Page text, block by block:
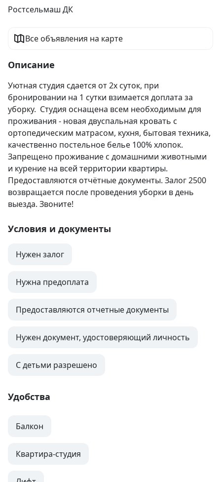
Ростсельмаш ДК
Все объявления на карте
Описание
Уютная студия сдается от 2х суток, при
бронировании на 1 сутки взимается доплата за
уборку.  Студия оснащена всем необходимым для
проживания - новая двуспальная кровать с
ортопедическим матрасом, кухня, бытовая техника,
качественно постельное белье 100% хлопок.
Запрещено проживание с домашними животными
и курение на всей территории квартиры.
Предоставляются отчётные документы. Залог 2500
возвращается после проведения уборки в день
выезда. Звоните!
Условия и документы
Нужен залог
Нужна предоплата
Предоставляются отчетные документы
Нужен документ, удостоверяющий личность
С детьми разрешено
Удобства
Балкон
Квартира-студия